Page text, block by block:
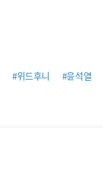
#위드후니 #윤석열